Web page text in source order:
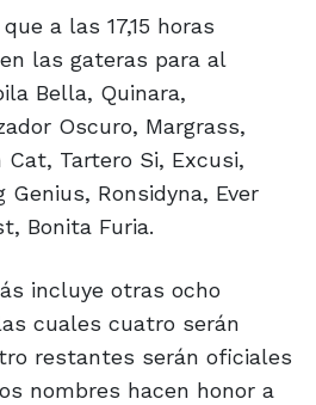
a las 17,15 horas
las gateras para al
Bella, Quinara,
Oscuro, Margrass,
Cat, Tartero Si, Excusi,
Genius, Ronsidyna, Ever
Bonita Furia.
incluye otras ocho
cuales cuatro serán
restantes serán oficiales
nombres hacen honor a